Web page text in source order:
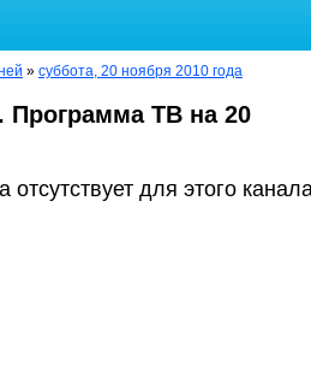
» суббота, 20 ноября 2010 года
Программа ТВ на 20
для этого